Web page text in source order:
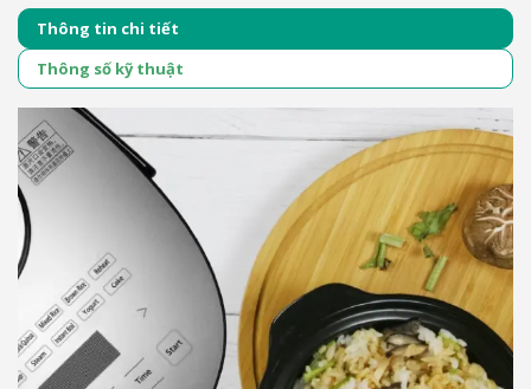
Thông tin chi tiết
Thông số kỹ thuật